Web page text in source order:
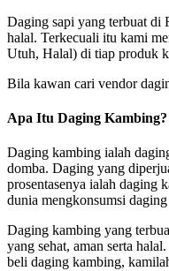
Daging sapi yang terbuat di
halal. Terkecuali itu kami
Utuh, Halal) di tiap produk
Bila kawan cari vendor
Apa Itu Daging Kambing?
Daging kambing ialah
domba. Daging yang
prosentasenya ialah daging
dunia mengkonsumsi
Daging kambing yang
yang sehat, aman serta
beli daging kambing,